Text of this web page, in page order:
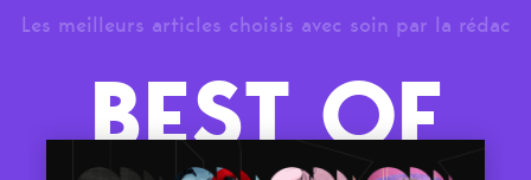
Les meilleurs articles choisis avec soin par la rédac
BEST OF